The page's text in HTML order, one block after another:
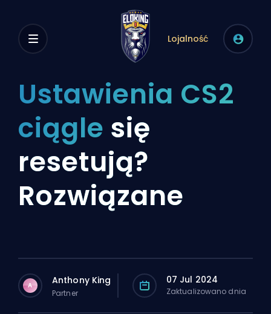
Lojalność
Ustawienia CS2
ciągle się
resetują?
Rozwiązane
A Anthony King
Partner
07 Jul 2024
Zaktualizowano dnia